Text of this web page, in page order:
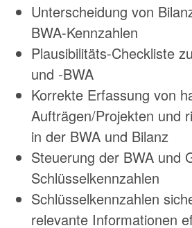
Unterscheidung von
BWA-Kennzahlen
Plausibilitäts-Checkliste
und -BWA
Korrekte Erfassung von
Aufträgen/Projekten und
in der BWA und Bilanz
Steuerung der BWA und
Schlüsselkennzahlen
Schlüsselkennzahlen
relevante Informationen